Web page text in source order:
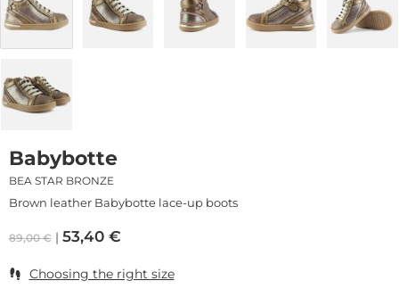
Babybotte
BEA STAR BRONZE
Brown leather Babybotte lace-up boots
89,00€ 53,40 €
Choosing the right size